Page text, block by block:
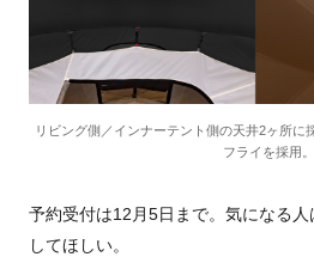
リビング側／インナーテント側の天井2ヶ所に
フライを採用。
予約受付は12月5日まで。気になる
してほしい。